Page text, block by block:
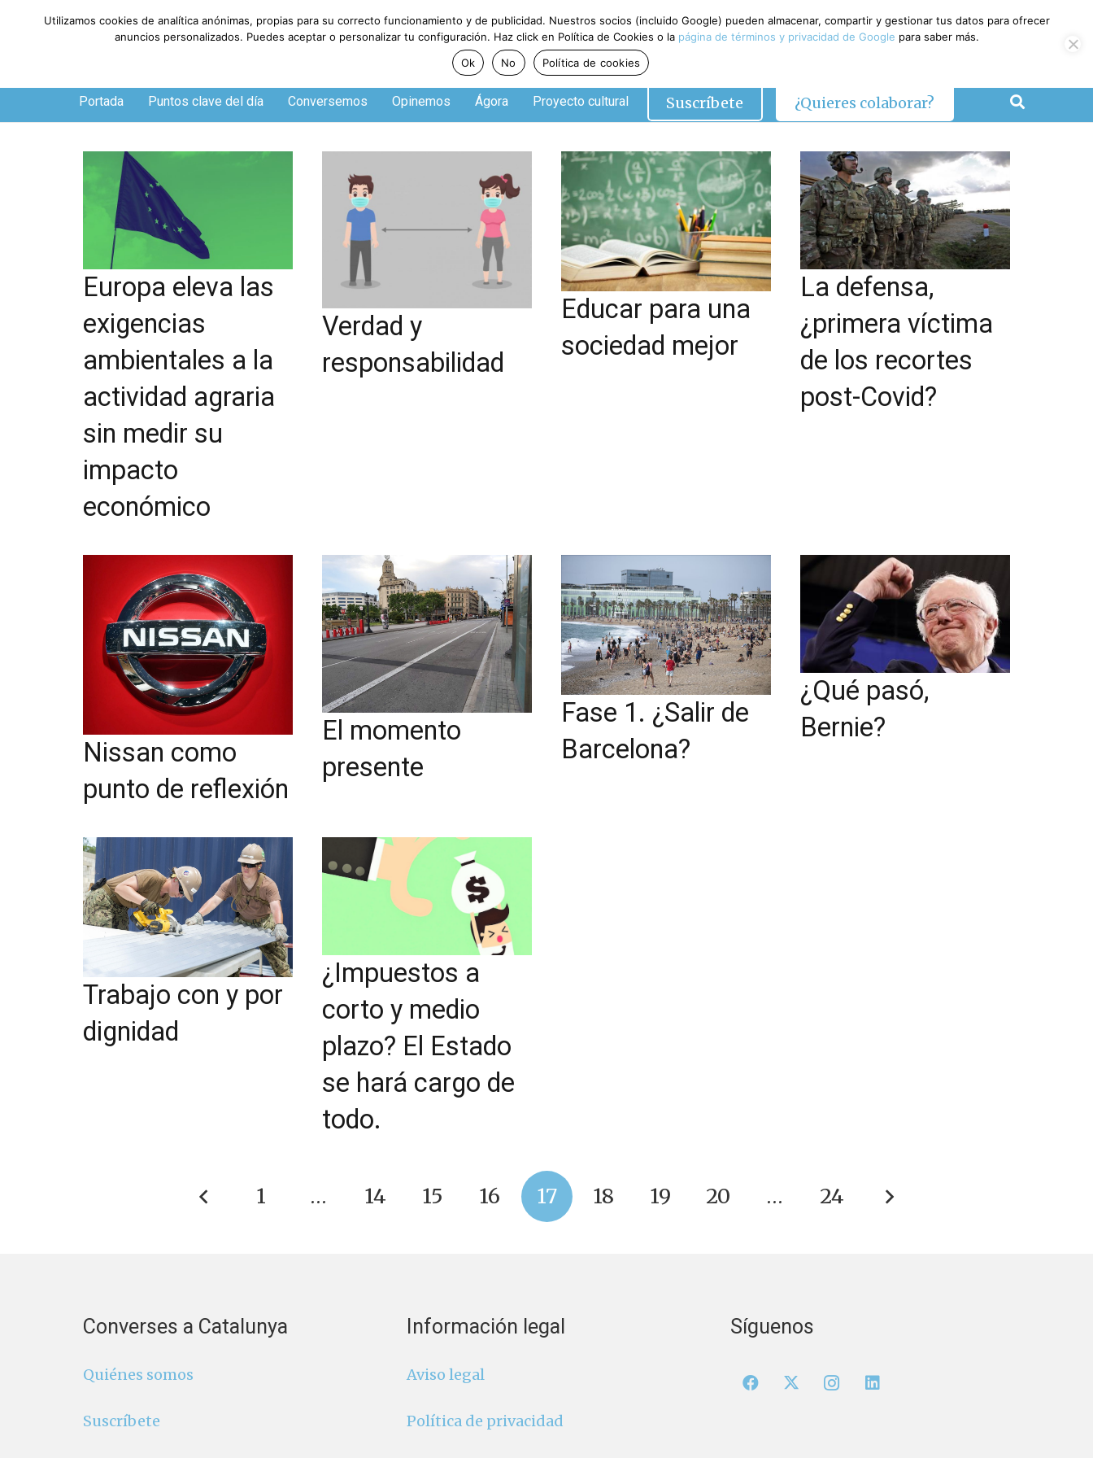
Viernes, 7 de agosto de 2026
Portada Puntos clave del día Conversemos Opinemos Ágora Proyecto cultural Suscríbete ¿Quieres colaborar?
Europa eleva las
exigencias
ambientales a la
actividad agraria
sin medir su
impacto
económico
Verdad y
responsabilidad
Educar para una
sociedad mejor
La defensa,
¿primera víctima
de los recortes
post-Covid?
Nissan como
punto de reflexión
El momento
presente
Fase 1. ¿Salir de
Barcelona?
¿Qué pasó,
Bernie?
Trabajo con y por
dignidad
¿Impuestos a
corto y medio
plazo? El Estado
se hará cargo de
todo.
1 … 14 15 16 17 18 19 20 … 24
Converses a Catalunya
Quiénes somos
Suscríbete
Información legal
Aviso legal
Política de privacidad
Síguenos
Utilizamos cookies de analítica anónimas, propias para su correcto funcionamiento y de publicidad. Nuestros socios (incluido Google) pueden almacenar, compartir y gestionar tus datos para ofrecer
anuncios personalizados. Puedes aceptar o personalizar tu configuración. Haz click en Política de Cookies o la página de términos y privacidad de Google para saber más.
Ok
No Política de cookies